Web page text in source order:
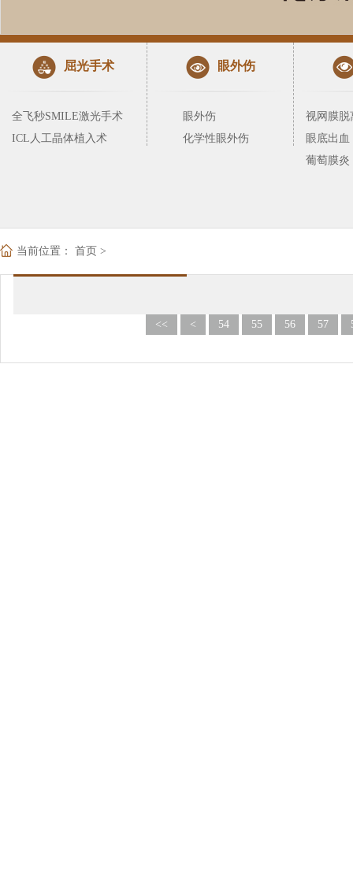
屈光手术
全飞秒SMILE激光手术
ICL人工晶体植入术
眼外伤
眼外伤
化学性眼外伤
视网膜脱
眼底出血
葡萄膜炎
当前位置： 首页 >
<< < 54 55 56 57